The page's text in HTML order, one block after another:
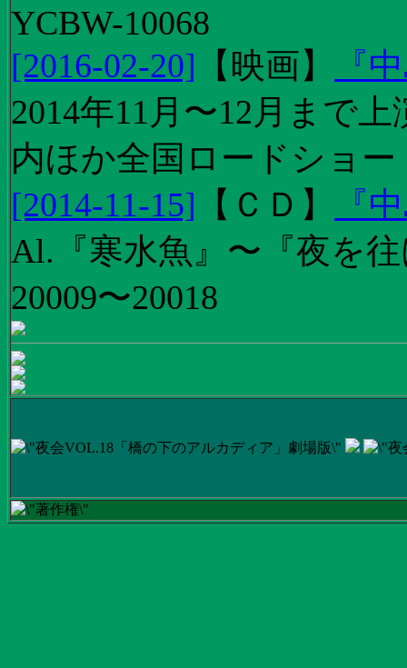
YCBW-10068
[2016-02-20] 【 映画】
『
2014年11月〜12月まで
内ほか全国ロードショー
[2014-11-15] 【 ＣＤ 】
『
Al.『寒水魚』〜『夜を
20009〜20018